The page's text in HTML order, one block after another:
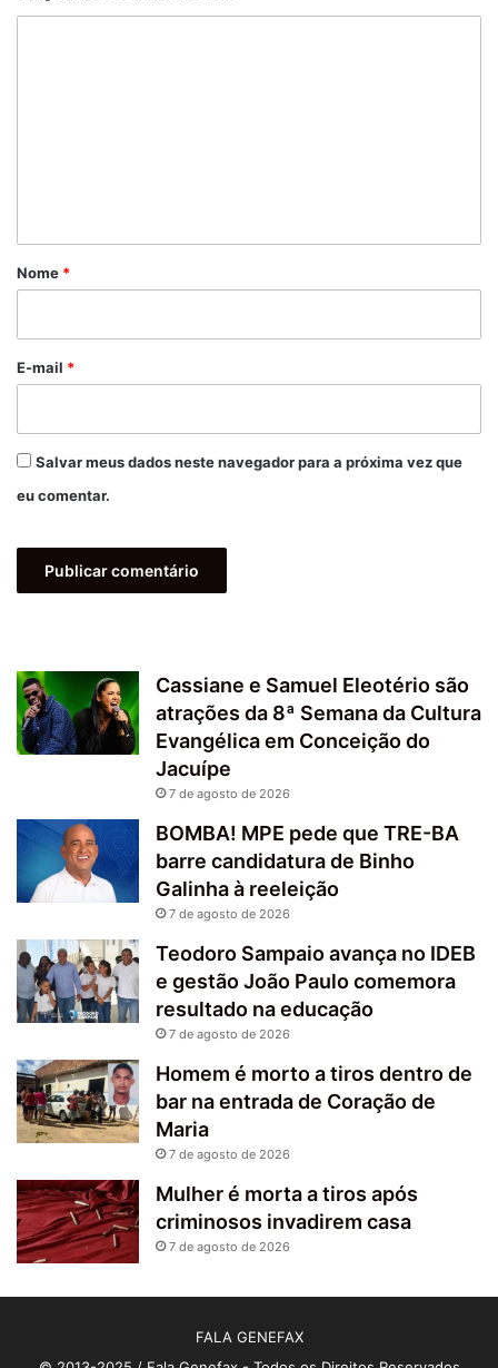
r
*
Nome *
E-mail *
Salvar meus dados neste navegador para a próxima vez que
eu comentar.
Cassiane e Samuel Eleotério são
atrações da 8ª Semana da Cultura
Evangélica em Conceição do
Jacuípe
7 de agosto de 2026
BOMBA! MPE pede que TRE-BA
barre candidatura de Binho
Galinha à reeleição
7 de agosto de 2026
Teodoro Sampaio avança no IDEB
e gestão João Paulo comemora
resultado na educação
7 de agosto de 2026
Homem é morto a tiros dentro de
bar na entrada de Coração de
Maria
7 de agosto de 2026
Mulher é morta a tiros após
criminosos invadirem casa
7 de agosto de 2026
FALA GENEFAX